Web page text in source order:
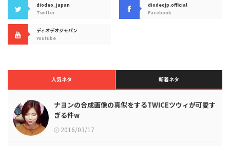
diodeo_japan
Twitter
diodeojp.official
Facebook
ディオデオジャパン
Youtube
人気ネタ 新着ネタ
ナヨンの合成画像の真似をするTWICEツウィが可愛す
ぎる件w
2016/03/17